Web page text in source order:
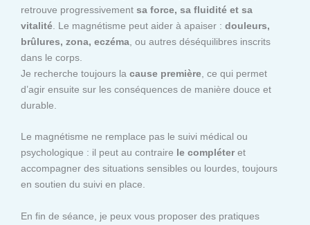
retrouve progressivement sa force, sa fluidité et sa
vitalité . Le magnétisme peut aider à apaiser : douleurs,
brûlures, zona, eczéma , ou autres déséquilibres inscrits
dans le corps.
Je recherche toujours la cause première , ce qui permet
d’agir ensuite sur les conséquences de manière douce et
durable.
Le magnétisme ne remplace pas le suivi médical ou
psychologique : il peut au contraire le compléteret
accompagner des situations sensibles ou lourdes, toujours
en soutien du suivi en place.
En fin de séance, je peux vous proposer des pratiques